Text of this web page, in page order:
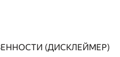
(ДИСКЛЕЙМЕР)